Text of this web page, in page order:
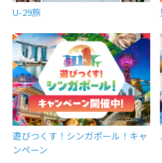
U-29旅
遊びつくす！シンガポール！キャ
ンペーン